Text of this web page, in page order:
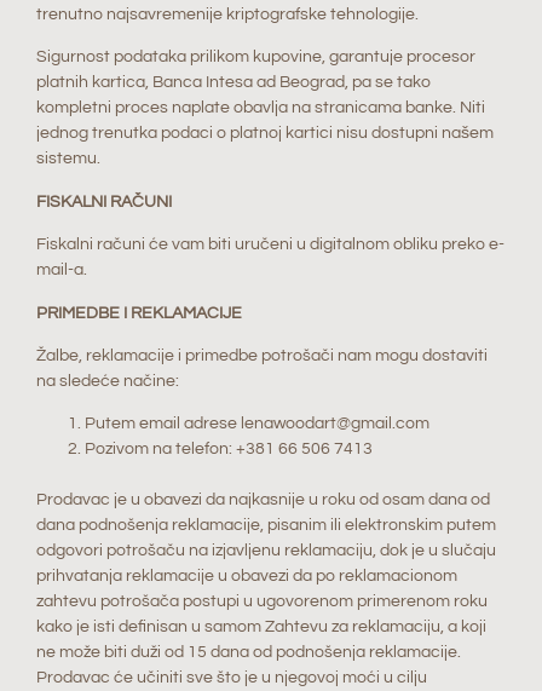
trenutno najsavremenije kriptografske tehnologije.
Sigurnost podataka prilikom kupovine, garantuje procesor
platnih kartica, Banca Intesa ad Beograd, pa se tako
kompletni proces naplate obavlja na stranicama banke. Niti
jednog trenutka podaci o platnoj kartici nisu dostupni našem
sistemu.
FISKALNI RAČUNI
Fiskalni računi će vam biti uručeni u digitalnom obliku preko e-
mail-a.
PRIMEDBE I REKLAMACIJE
Žalbe, reklamacije i primedbe potrošači nam mogu dostaviti
na sledeće načine:
Putem email adrese lenawoodart@gmail.com
Pozivom na telefon: +381 66 506 7413
Prodavac je u obavezi da najkasnije u roku od osam dana od
dana podnošenja reklamacije, pisanim ili elektronskim putem
odgovori potrošaču na izjavljenu reklamaciju, dok je u slučaju
prihvatanja reklamacije u obavezi da po reklamacionom
zahtevu potrošača postupi u ugovorenom primerenom roku
kako je isti definisan u samom Zahtevu za reklamaciju, a koji
ne može biti duži od 15 dana od podnošenja reklamacije.
Prodavac će učiniti sve što je u njegovoj moći u cilju